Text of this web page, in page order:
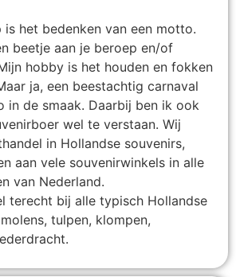
is het bedenken van een motto.
beetje aan je beroep en/of
hobby is het houden en fokken
ja, een beestachtig carnaval
in de smaak. Daarbij ben ik ook
wel te verstaan. Wij
in Hollandse souvenirs,
aan vele souvenirwinkels in alle
van Nederland.
terecht bij alle typisch Hollandse
tulpen, klompen,